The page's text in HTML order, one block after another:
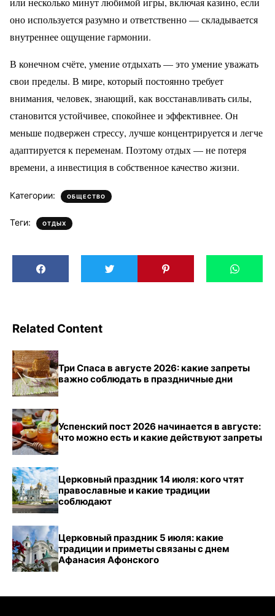
оно используется разумно и ответственно — складывается
внутреннее ощущение гармонии.
В конечном счёте, умение отдыхать — это умение уважать
свои пределы. В мире, который постоянно требует
внимания, человек, знающий, как восстанавливать силы,
становится устойчивее, спокойнее и эффективнее. Он
меньше подвержен стрессу, лучше концентрируется и легче
адаптируется к переменам. Поэтому отдых — не потеря
времени, а инвестиция в собственное качество жизни.
Категории: ОБЩЕСТВО
Теги: ОТДЫХ
Related Content
Три Спаса в августе 2026: какие запреты
важно соблюдать в праздничные дни
Успенский пост 2026 начинается в августе:
что можно есть и какие действуют запреты
Церковный праздник 14 июля: кого чтят
православные и какие традиции
соблюдают
Церковный праздник 5 июля: какие
традиции и приметы связаны с днем
Афанасия Афонского